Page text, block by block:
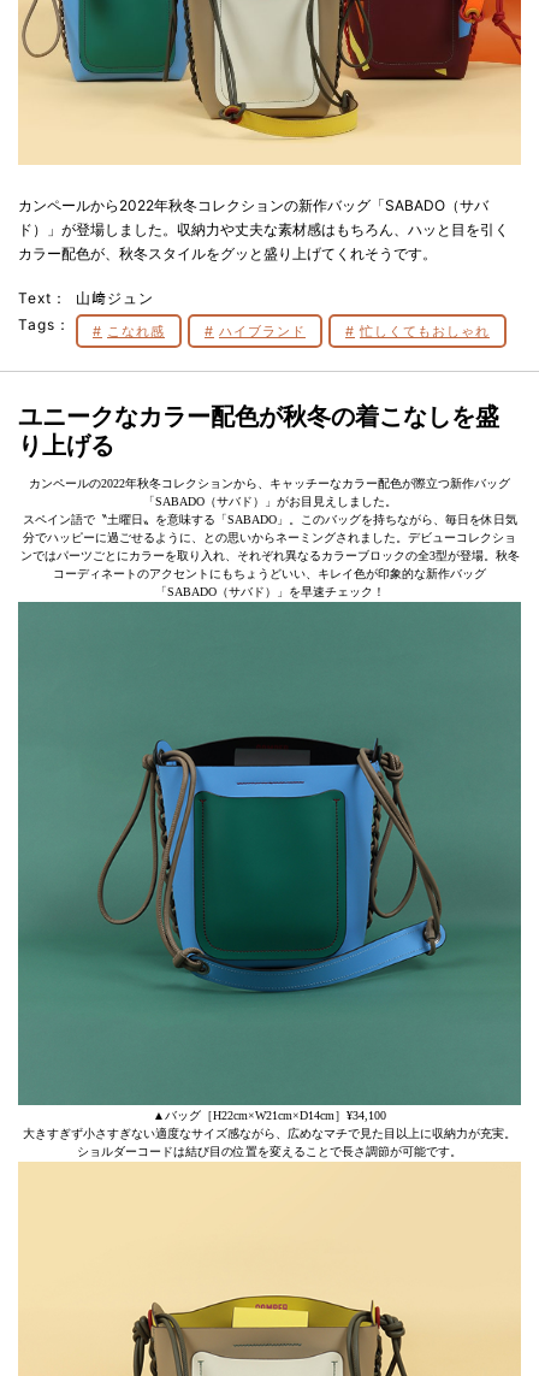
カンペールから2022年秋冬コレクションの新作バッグ「SABADO（サバ
ド）」が登場しました。収納力や丈夫な素材感はもちろん、ハッと目を引く
カラー配色が、秋冬スタイルをグッと盛り上げてくれそうです。
Text：
山﨑ジュン
Tags：
こなれ感 ハイブランド 忙しくてもおしゃれ
ユニークなカラー配色が秋冬の着こなしを盛
り上げる
カンペールの2022年秋冬コレクションから、キャッチーなカラー配色が際立つ新作バッグ
「SABADO（サバド）」がお目見えしました。
スペイン語で〝土曜日〟を意味する「SABADO」。このバッグを持ちながら、毎日を休日気
分でハッピーに過ごせるように、との思いからネーミングされました。デビューコレクショ
ンではパーツごとにカラーを取り入れ、それぞれ異なるカラーブロックの全3型が登場。秋冬
コーディネートのアクセントにもちょうどいい、キレイ色が印象的な新作バッグ
「SABADO（サバド）」を早速チェック！
▲バッグ［H22cm×W21cm×D14cm］¥34,100
大きすぎず小さすぎない適度なサイズ感ながら、広めなマチで見た目以上に収納力が充実。
ショルダーコードは結び目の位置を変えることで長さ調節が可能です。